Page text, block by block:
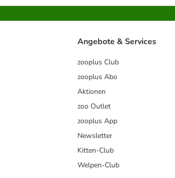
Angebote & Services
zooplus Club
zooplus Abo
Aktionen
zoo Outlet
zooplus App
Newsletter
Kitten-Club
Welpen-Club